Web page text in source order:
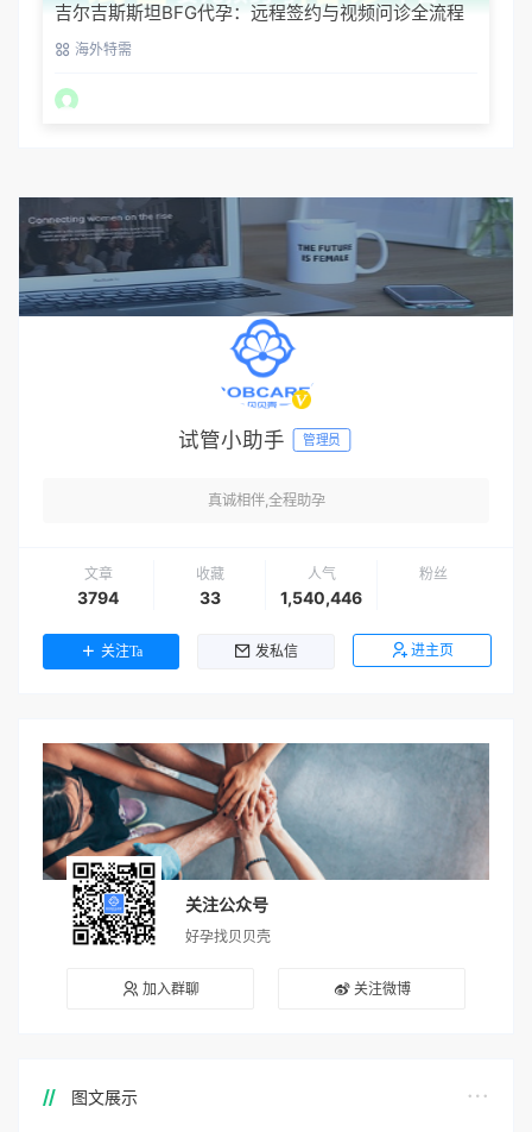
吉尔吉斯斯坦BFG代孕：远程签约与视频问诊全流程
海外特需
试管小助手 管理员
真诚相伴,全程助孕
文章
3794
收藏
33
人气
1,540,446
粉丝
关注Ta 发私信 进主页
关注公众号
好孕找贝贝壳
加入群聊 关注微博
图文展示